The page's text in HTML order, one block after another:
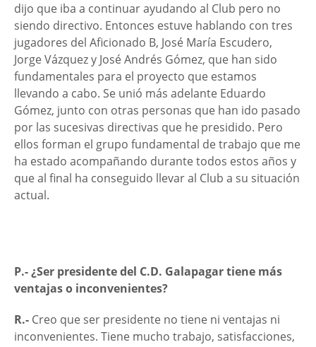
dijo que iba a continuar ayudando al Club pero no
siendo directivo. Entonces estuve hablando con tres
jugadores del Aficionado B, José María Escudero,
Jorge Vázquez y José Andrés Gómez, que han sido
fundamentales para el proyecto que estamos
llevando a cabo. Se unió más adelante Eduardo
Gómez, junto con otras personas que han ido pasado
por las sucesivas directivas que he presidido. Pero
ellos forman el grupo fundamental de trabajo que me
ha estado acompañando durante todos estos años y
que al final ha conseguido llevar al Club a su situación
actual.
P.- ¿Ser presidente del C.D. Galapagar tiene más
ventajas o inconvenientes?
R.- Creo que ser presidente no tiene ni ventajas ni
inconvenientes. Tiene mucho trabajo, satisfacciones,